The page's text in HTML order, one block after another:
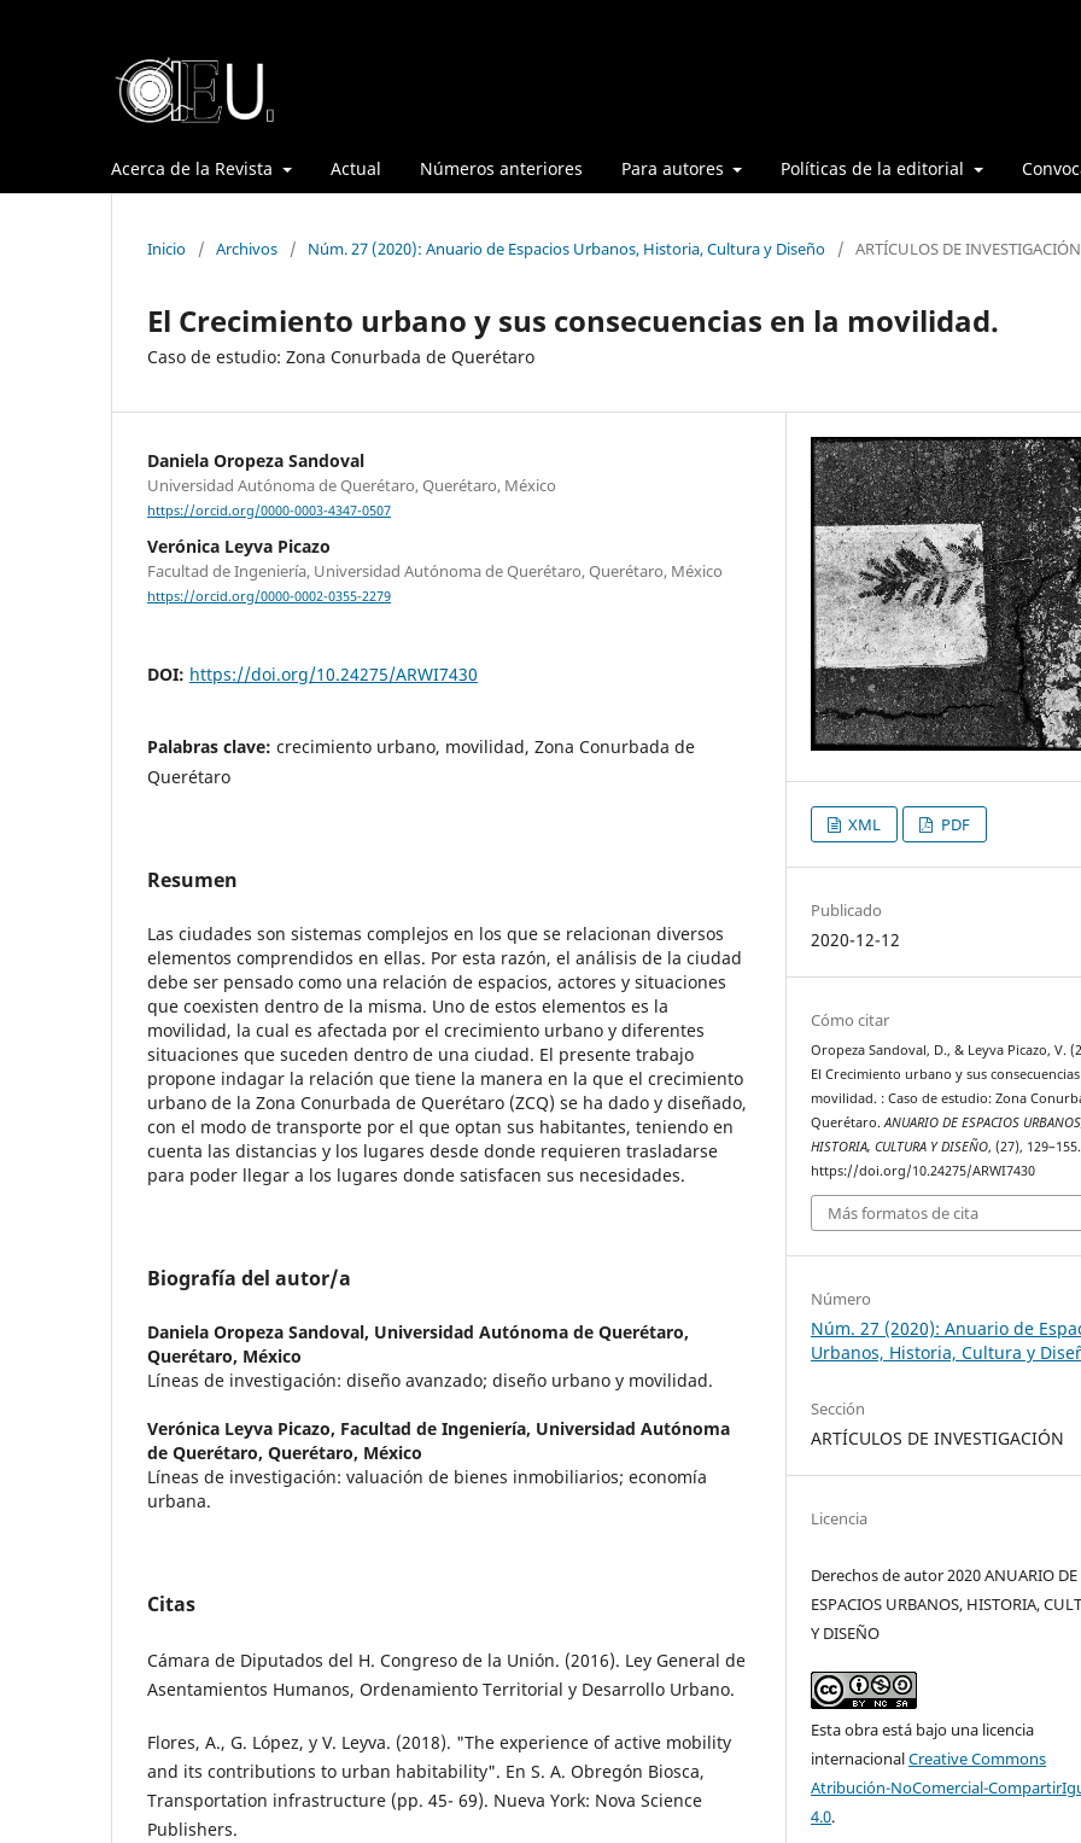
Acerca de la Revista Actual Números anteriores Para autores Políticas de la editorial
Inicio / Archivos / Núm. 27 (2020): Anuario de Espacios Urbanos, Historia, Cultura y Diseño / ARTÍCULOS DE INVESTIGACIÓN
El Crecimiento urbano y sus consecuencias en la movilidad.
Caso de estudio: Zona Conurbada de Querétaro
Daniela Oropeza Sandoval
Universidad Autónoma de Querétaro, Querétaro, México
https://orcid.org/0000-0003-4347-0507
Verónica Leyva Picazo
Facultad de Ingeniería, Universidad Autónoma de Querétaro, Querétaro, México
https://orcid.org/0000-0002-0355-2279
DOI: https://doi.org/10.24275/ARWI7430
Palabras clave: crecimiento urbano, movilidad, Zona Conurbada de
Querétaro
Resumen
Las ciudades son sistemas complejos en los que se relacionan diversos
elementos comprendidos en ellas. Por esta razón, el análisis de la ciudad
debe ser pensado como una relación de espacios, actores y situaciones
que coexisten dentro de la misma. Uno de estos elementos es la
movilidad, la cual es afectada por el crecimiento urbano y diferentes
situaciones que suceden dentro de una ciudad. El presente trabajo
propone indagar la relación que tiene la manera en la que el crecimiento
urbano de la Zona Conurbada de Querétaro (ZCQ) se ha dado y diseñado,
con el modo de transporte por el que optan sus habitantes, teniendo en
cuenta las distancias y los lugares desde donde requieren trasladarse
para poder llegar a los lugares donde satisfacen sus necesidades.
Biografía del autor/a
Daniela Oropeza Sandoval, Universidad Autónoma de Querétaro,
Querétaro, México
Líneas de investigación: diseño avanzado; diseño urbano y movilidad.
Verónica Leyva Picazo, Facultad de Ingeniería, Universidad Autónoma
de Querétaro, Querétaro, México
Líneas de investigación: valuación de bienes inmobiliarios; economía
urbana.
Citas
Cámara de Diputados del H. Congreso de la Unión. (2016). Ley General de
Asentamientos Humanos, Ordenamiento Territorial y Desarrollo Urbano.
Flores, A., G. López, y V. Leyva. (2018). "The experience of active mobility
and its con­tributions to urban habitability". En S. A. Obregón Biosca,
Transportation infras­tructure (pp. 45- 69). Nueva York: Nova Science
Publishers.
XML PDF
Publicado
2020-12-12
Cómo citar
Oropeza Sandoval, D., & Leyva Picazo, V.
El Crecimiento urbano y sus
movilidad. : Caso de estudio: Zona
Querétaro.ANUARIO DE ESPACIOS
HISTORIA, CULTURA Y DISEÑO, (27), 129–155.
https://doi.org/10.24275/ARWI7430
Más formatos de cita
Número
Núm. 27 (2020): Anuario de
Urbanos, Historia, Cultura y
Sección
ARTÍCULOS DE INVESTIGACIÓN
Licencia
Derechos de autor 2020 ANUARIO DE
ESPACIOS URBANOS, HISTORIA,
Y DISEÑO
Esta obra está bajo una licencia
internacionalCreative Commons
Atribución-NoComercial-
4.0.